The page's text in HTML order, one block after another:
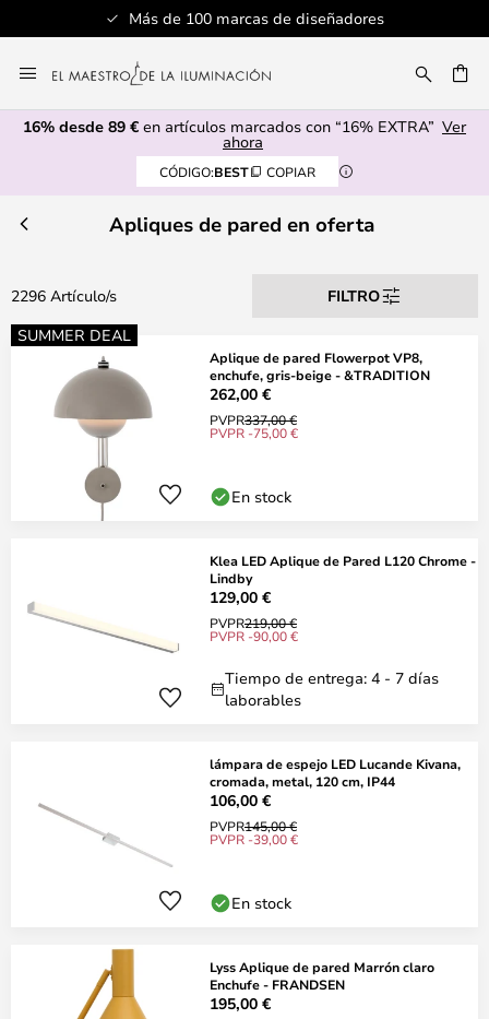
Servicio al cliente profesional
al
contenido
16% desde 89 € en artículos marcados con “16% EXTRA” Ver
ahora
CÓDIGO:BEST COPIAR
Apliques de pared en oferta
2296 Artículo/s
FILTRO
SUMMER DEAL
Aplique de pared Flowerpot VP8,
enchufe, gris-beige - &TRADITION
262,00 €
PVPR337,00 €
PVPR -75,00 €
En stock
Klea LED Aplique de Pared L120 Chrome -
Lindby
129,00 €
PVPR219,00 €
PVPR -90,00 €
Tiempo de entrega: 4 - 7 días
laborables
lámpara de espejo LED Lucande Kivana,
cromada, metal, 120 cm, IP44
106,00 €
PVPR145,00 €
PVPR -39,00 €
En stock
Lyss Aplique de pared Marrón claro
Enchufe - FRANDSEN
195,00 €